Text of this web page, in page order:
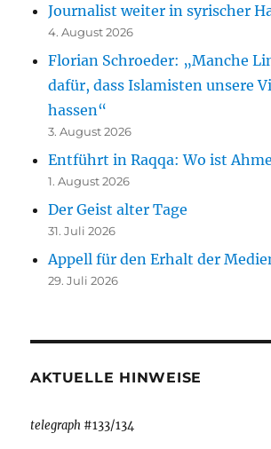
Journalist weiter in syrischer
4. August 2026
Florian Schroeder: „Manche
dafür, dass Islamisten unsere
hassen“
3. August 2026
Entführt in Raqqa: Wo ist
1. August 2026
Der Geist alter Tage
31. Juli 2026
Appell für den Erhalt der
29. Juli 2026
AKTUELLE HINWEISE
telegraph #133/134